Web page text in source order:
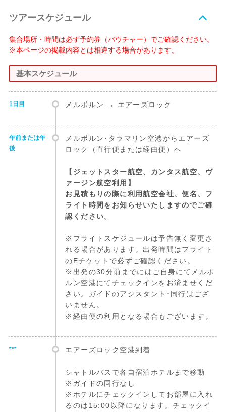
ツアースケジュール
集合場所・時間は必ず予約券（バウチャー）でご確認ください。
※本ページの掲載内容とは相違する場合があります。
基本スケジュール
1日目 メルボルン → エアーズロック
午前または午
後
メルボルン･タラマリン空港からエアーズ
ロック（直行便または経由便）へ
【ジェットスター航空、カンタス航空、ヴ
ァージン航空利用】
お見積もりの際に利用航空会社、便名、フ
ライト時間をお知らせいたしますのでご確
認ください。
※フライトスケジュールは予告無く変更さ
れる場合があります。出発時間はフライト
のEチケットで必ずご確認ください。
※出発の30分前までにはご自身にてメルボ
ルン空港にてチェックインをお済ませくだ
さい。ガイドのアシスタント･同行はござ
いません。
※経由便の利用となる場合もございます。
*** エアーズロック空港到着
シャトルバスで各自宿泊ホテルまで移動
※ガイドの同行なし
※ホテルにチェックインしてお部屋に入れ
るのは15:00以降になります。チェックイ